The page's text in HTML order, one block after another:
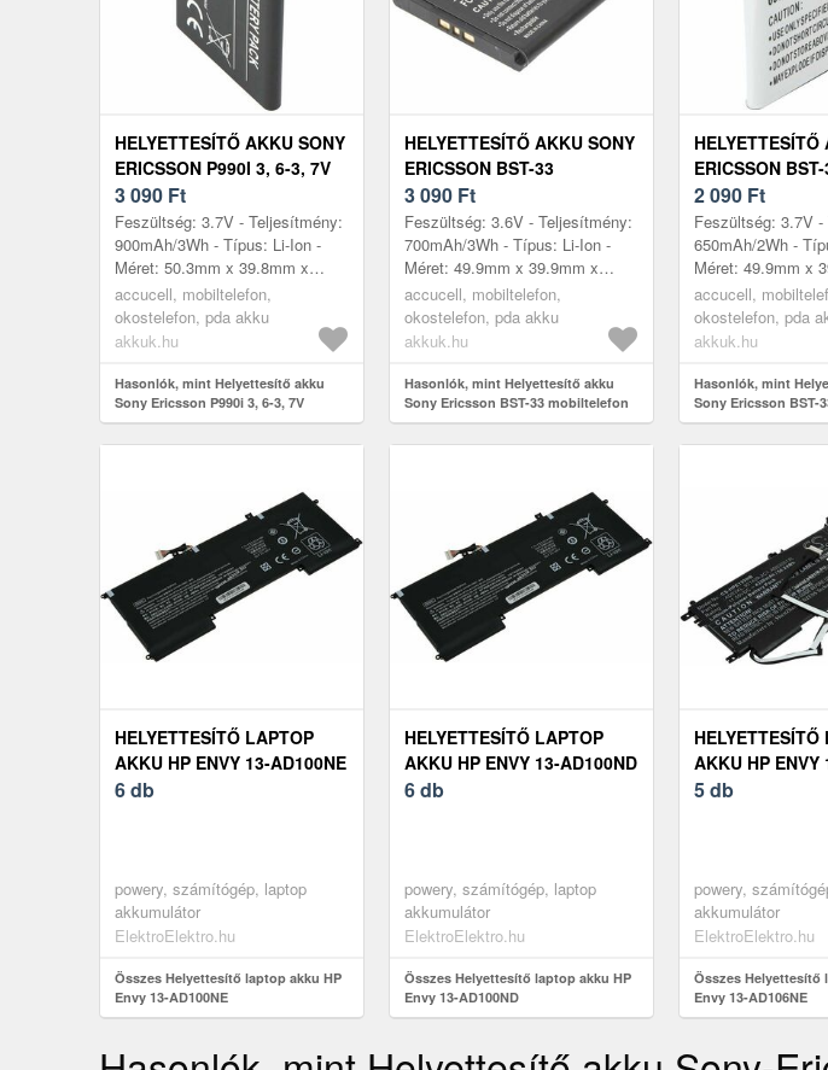
HELYETTESÍTŐ AKKU SONY
ERICSSON P990I 3, 6-3, 7V
900MAH BST-33
MOBILTELEFON LI-ION
3 090 Ft
Feszültség: 3.7V - Teljesítmény:
900mAh/3Wh - Típus: Li-Ion -
Méret: 50.3mm x 39.8mm x
4.7mm - kompatibilis modellek:
P990i, Sony Ericsson K550i, K...
accucell, mobiltelefon,
okostelefon, pda akku
akkuk.hu
Hasonlók, mint Helyettesítő akku
Sony Ericsson P990i 3, 6-3, 7V
900mAh BST-33 mobiltelefon Li-Ion
HELYETTESÍTŐ AKKU SONY
ERICSSON BST-33
MOBILTELEFON
3 090 Ft
Feszültség: 3.6V - Teljesítmény:
700mAh/3Wh - Típus: Li-Ion -
Méret: 49.9mm x 39.9mm x
4.6mm - kompatibilis modellek:
Aino BST-33 C702 C901 Green
C...
accucell, mobiltelefon,
okostelefon, pda akku
akkuk.hu
Hasonlók, mint Helyettesítő akku
Sony Ericsson BST-33 mobiltelefon
HELYETTESÍTŐ
ERICSSON
W850I W880I
W950I 3, 7V
MOBILTELEFON
2 090 Ft
Feszültség: 3.7V
650mAh/2Wh -
Méret: 49.9mm x
4.6mm -
Aino BST-33 C702
...
accucell,
okostelefon, pda
akkuk.hu
Hasonlók, mint
Sony Ericsson BST-
W880i W890i W900i
650mAh
HELYETTESÍTŐ LAPTOP
AKKU HP ENVY 13-AD100NE
6 db
powery, számítógép, laptop
akkumulátor
ElektroElektro.hu
Összes Helyettesítő laptop akku HP
Envy 13-AD100NE
HELYETTESÍTŐ LAPTOP
AKKU HP ENVY 13-AD100ND
6 db
powery, számítógép, laptop
akkumulátor
ElektroElektro.hu
Összes Helyettesítő laptop akku HP
Envy 13-AD100ND
HELYETTESÍTŐ
AKKU HP ENVY
5 db
powery,
akkumulátor
ElektroElektro.hu
Összes Helyettesítő
Envy 13-AD106NE